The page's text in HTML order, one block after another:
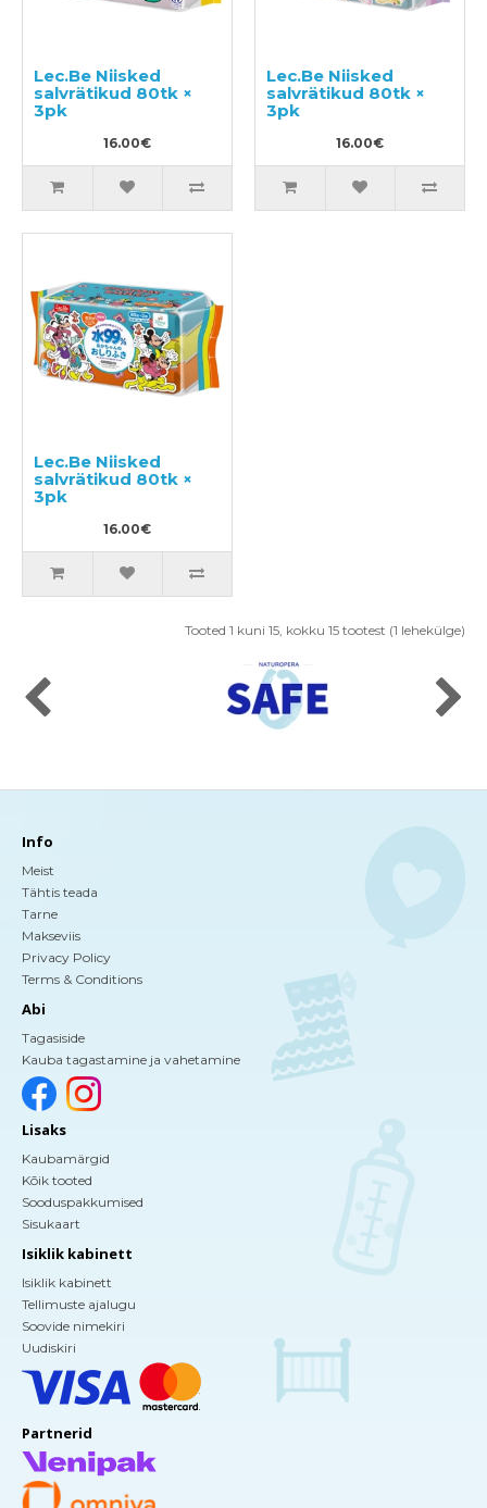
Lec.Be Niisked
salvrätikud 80tk ×
3pk
16.00€
Lec.Be Niisked
salvrätikud 80tk ×
3pk
16.00€
Lec.Be Niisked
salvrätikud 80tk ×
3pk
16.00€
Tooted 1 kuni 15, kokku 15 tootest (1 lehekülge)
Info
Meist
Tähtis teada
Tarne
Makseviis
Privacy Policy
Terms & Conditions
Abi
Tagasiside
Kauba tagastamine ja vahetamine
Lisaks
Kaubamärgid
Kõik tooted
Sooduspakkumised
Sisukaart
Isiklik kabinett
Isiklik kabinett
Tellimuste ajalugu
Soovide nimekiri
Uudiskiri
Partnerid